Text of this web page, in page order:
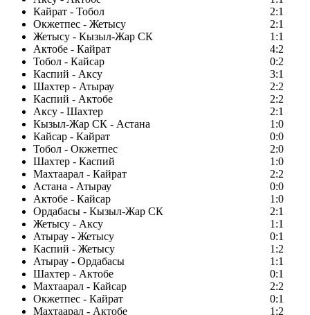
Кайрат - Тобол
2:1
Окжетпес - Жетысу
2:1
Жетысу - Кызыл-Жар СК
1:1
Актобе - Кайрат
4:2
Тобол - Кайсар
0:2
Каспий - Аксу
3:1
Шахтер - Атырау
2:2
Каспий - Актобе
2:2
Аксу - Шахтер
2:1
Кызыл-Жар СК - Астана
1:0
Кайсар - Кайрат
0:0
Тобол - Окжетпес
2:0
Шахтер - Каспий
1:0
Махтаарал - Кайрат
2:2
Астана - Атырау
0:0
Актобе - Кайсар
1:0
Ордабасы - Кызыл-Жар СК
2:1
Жетысу - Аксу
1:1
Атырау - Жетысу
0:1
Каспий - Жетысу
1:2
Атырау - Ордабасы
1:1
Шахтер - Актобе
0:1
Махтаарал - Кайсар
2:2
Окжетпес - Кайрат
0:1
Махтаарал - Актобе
1:2